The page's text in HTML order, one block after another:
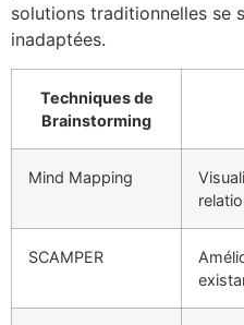
solutions traditionnelles se
inadaptées.
Techniques de
Brainstorming
Mind Mapping
SCAMPER